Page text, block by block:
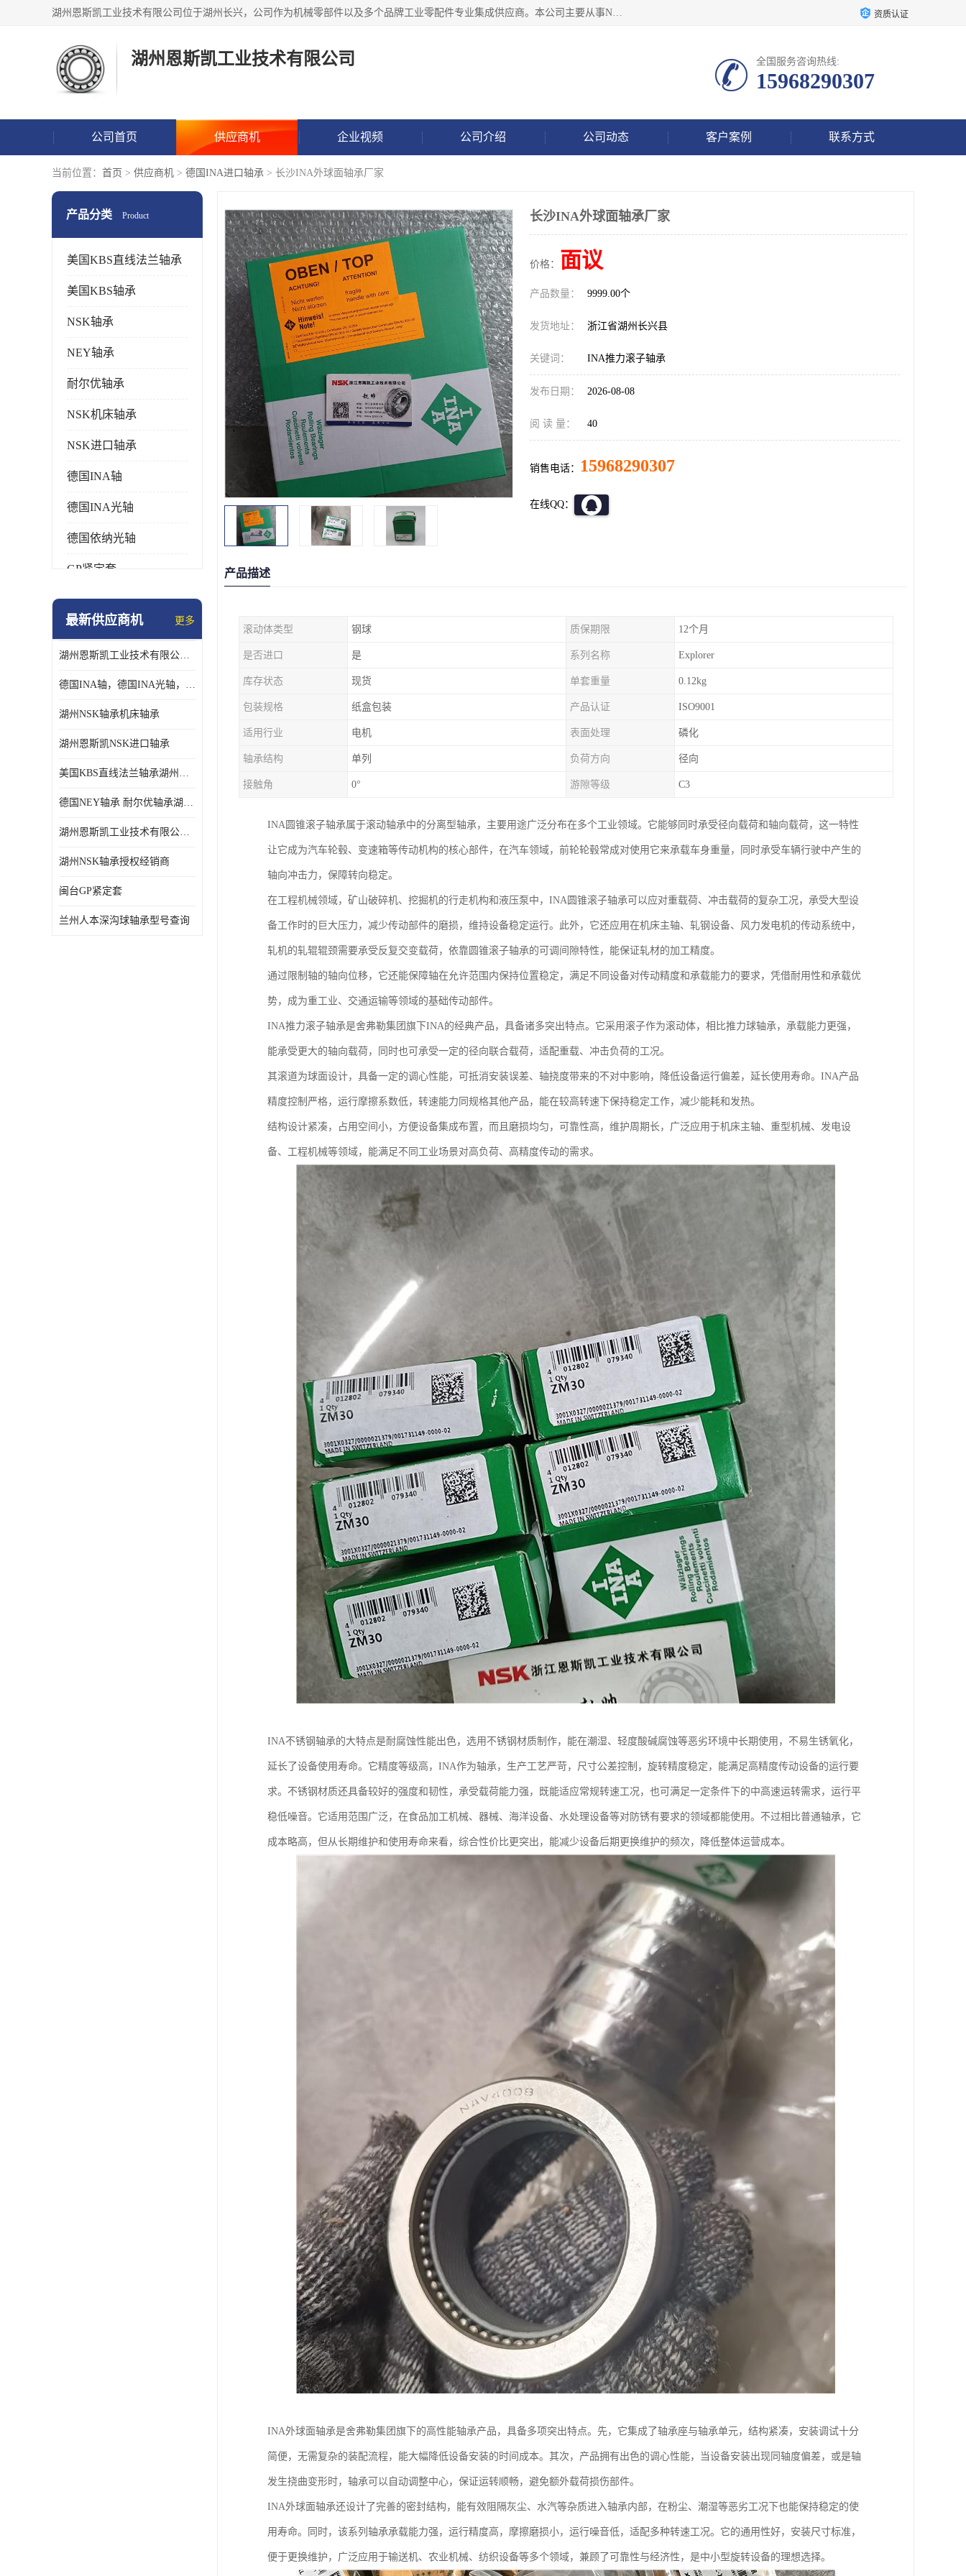
湖州恩斯凯工业技术有限公司位于湖州长兴，公司作为机械零部件以及多个品牌工业零配件专业集成供应商。本公司主要从事NSK进口轴承、SKF进口轴承、FAG进口轴承、NTN进口轴承、国产轴承：ZWZ、HRB、C&U轴承外球面轴承、导轨、丝杠、滑块、 润滑油、工业皮带及其他工业零部件的销售. 资质认证
湖州恩斯凯工业技术有限公司 全国服务咨询热线:
15968290307
公司首页 供应商机 企业视频 公司介绍 公司动态 客户案例 联系方式
当前位置： 首页 > 供应商机 > 德国INA进口轴承 > 长沙INA外球面轴承厂家
产品分类 Product
美国KBS直线法兰轴承
美国KBS轴承
NSK轴承
NEY轴承
耐尔优轴承
NSK机床轴承
NSK进口轴承
德国INA轴
德国INA光轴
德国依纳光轴
GP紧定套
SKF轴承
日本NSK进口轴承
德国INA进口轴承
最新供应商机 更多
湖州恩斯凯工业技术有限公司 湖州NSK轴承
德国INA轴，德国INA光轴，德国依纳光轴
湖州NSK轴承机床轴承
湖州恩斯凯NSK进口轴承
美国KBS直线法兰轴承湖州KBS轴承
德国NEY轴承 耐尔优轴承湖州代理商
湖州恩斯凯工业技术有限公司NSK轴承*经销商
湖州NSK轴承授权经销商
闽台GP紧定套
兰州人本深沟球轴承型号查询
长沙INA外球面轴承厂家
价格： 面议
产品数量： 9999.00个
发货地址： 浙江省湖州长兴县
关键词： INA推力滚子轴承
发布日期： 2026-08-08
阅 读 量： 40
销售电话： 15968290307
在线QQ：
产品描述
滚动体类型 钢球 质保期限 12个月
是否进口 是 系列名称 Explorer
库存状态 现货 单套重量 0.12kg
包装规格 纸盒包装 产品认证 ISO9001
适用行业 电机 表面处理 磷化
轴承结构 单列 负荷方向 径向
接触角 0° 游隙等级 C3
INA圆锥滚子轴承属于滚动轴承中的分离型轴承，主要用途广泛分布在多个工业领域。它能够同时承受径向载荷和轴向载荷，这一特性
让它成为汽车轮毂、变速箱等传动机构的核心部件，在汽车领域，前轮轮毂常成对使用它来承载车身重量，同时承受车辆行驶中产生的
轴向冲击力，保障转向稳定。
在工程机械领域，矿山破碎机、挖掘机的行走机构和液压泵中，INA圆锥滚子轴承可以应对重载荷、冲击载荷的复杂工况，承受大型设
备工作时的巨大压力，减少传动部件的磨损，维持设备稳定运行。此外，它还应用在机床主轴、轧钢设备、风力发电机的传动系统中，
轧机的轧辊辊颈需要承受反复交变载荷，依靠圆锥滚子轴承的可调间隙特性，能保证轧材的加工精度。
通过限制轴的轴向位移，它还能保障轴在允许范围内保持位置稳定，满足不同设备对传动精度和承载能力的要求，凭借耐用性和承载优
势，成为重工业、交通运输等领域的基础传动部件。
INA推力滚子轴承是舍弗勒集团旗下INA的经典产品，具备诸多突出特点。它采用滚子作为滚动体，相比推力球轴承，承载能力更强，
能承受更大的轴向载荷，同时也可承受一定的径向联合载荷，适配重载、冲击负荷的工况。
其滚道为球面设计，具备一定的调心性能，可抵消安装误差、轴挠度带来的不对中影响，降低设备运行偏差，延长使用寿命。INA产品
精度控制严格，运行摩擦系数低，转速能力同规格其他产品，能在较高转速下保持稳定工作，减少能耗和发热。
结构设计紧凑，占用空间小，方便设备集成布置，而且磨损均匀，可靠性高，维护周期长，广泛应用于机床主轴、重型机械、发电设
备、工程机械等领域，能满足不同工业场景对高负荷、高精度传动的需求。
INA不锈钢轴承的大特点是耐腐蚀性能出色，选用不锈钢材质制作，能在潮湿、轻度酸碱腐蚀等恶劣环境中长期使用，不易生锈氧化，
延长了设备使用寿命。它精度等级高，INA作为轴承，生产工艺严苛，尺寸公差控制，旋转精度稳定，能满足高精度传动设备的运行要
求。不锈钢材质还具备较好的强度和韧性，承受载荷能力强，既能适应常规转速工况，也可满足一定条件下的中高速运转需求，运行平
稳低噪音。它适用范围广泛，在食品加工机械、器械、海洋设备、水处理设备等对防锈有要求的领域都能使用。不过相比普通轴承，它
成本略高，但从长期维护和使用寿命来看，综合性价比更突出，能减少设备后期更换维护的频次，降低整体运营成本。
INA外球面轴承是舍弗勒集团旗下的高性能轴承产品，具备多项突出特点。先，它集成了轴承座与轴承单元，结构紧凑，安装调试十分
简便，无需复杂的装配流程，能大幅降低设备安装的时间成本。其次，产品拥有出色的调心性能，当设备安装出现同轴度偏差，或是轴
发生挠曲变形时，轴承可以自动调整中心，保证运转顺畅，避免额外载荷损伤部件。
INA外球面轴承还设计了完善的密封结构，能有效阻隔灰尘、水汽等杂质进入轴承内部，在粉尘、潮湿等恶劣工况下也能保持稳定的使
用寿命。同时，该系列轴承承载能力强，运行精度高，摩擦磨损小，运行噪音低，适配多种转速工况。它的通用性好，安装尺寸标准，
便于更换维护，广泛应用于输送机、农业机械、纺织设备等多个领域，兼顾了可靠性与经济性，是中小型旋转设备的理想选择。